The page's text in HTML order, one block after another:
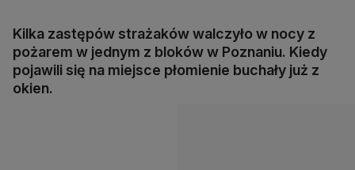
Kilka zastępów strażaków walczyło w nocy z
pożarem w jednym z bloków w Poznaniu. Kiedy
pojawili się na miejsce płomienie buchały już z
okien.